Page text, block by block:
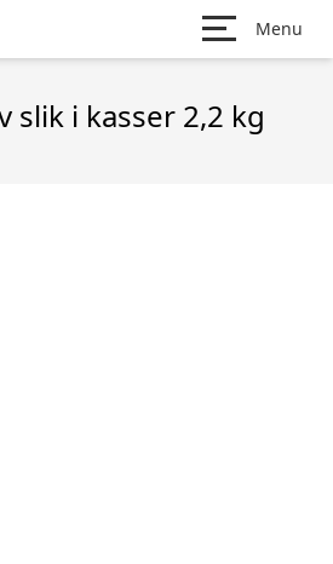
Menu
slik i kasser 2,2 kg